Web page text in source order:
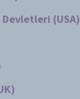
(USA)